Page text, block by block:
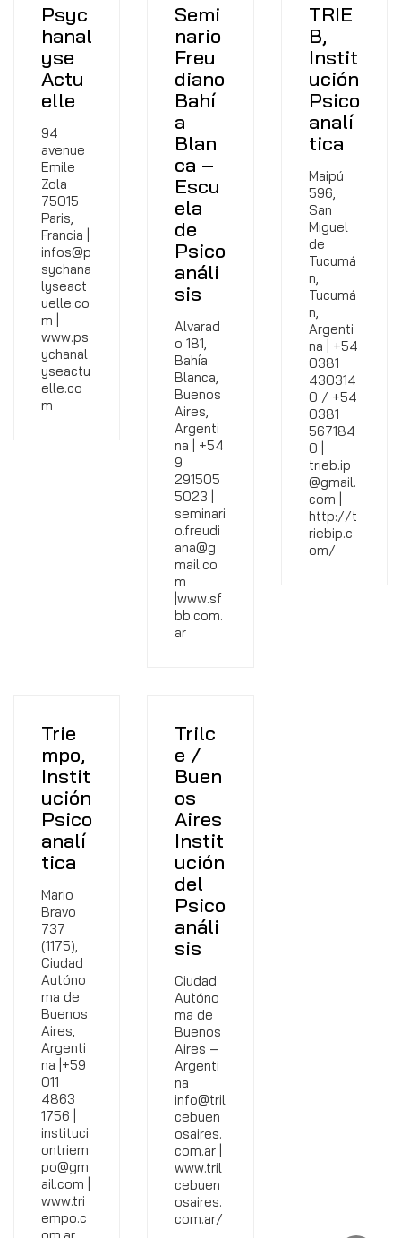
Psyc
hanal
yse
Actu
elle
94
avenue
Emile
Zola
75015
Paris,
Francia |
infos@p
sychana
lyseact
uelle.co
m |
www.ps
ychanal
yseactu
elle.co
m
Semi
nario
Freu
diano
Bahí
a
Blan
ca –
Escu
ela
de
Psico
análi
sis
Alvarad
o 181,
Bahía
Blanca,
Buenos
Aires,
Argenti
na | +54
9
291505
5023 |
seminari
o.freudi
ana@g
mail.co
m
|www.sf
bb.com.
ar
TRIE
B,
Instit
ución
Psico
analí
tica
Maipú
596,
San
Miguel
de
Tucumá
n,
Tucumá
n,
Argenti
na | +54
0381
430314
0 / +54
0381
567184
0 |
trieb.ip
@gmail.
com |
http://t
riebip.c
om/
Trie
mpo,
Instit
ución
Psico
analí
tica
Mario
Bravo
737
(1175),
Ciudad
Autóno
ma de
Buenos
Aires,
Argenti
na |+59
011
4863
1756 |
instituci
ontriem
po@gm
ail.com |
www.tri
empo.c
Trilc
e /
Buen
os
Aires
Instit
ución
del
Psico
análi
sis
Ciudad
Autóno
ma de
Buenos
Aires –
Argenti
na
info@tril
cebuen
osaires.
com.ar |
www.tril
cebuen
osaires.
com.ar/